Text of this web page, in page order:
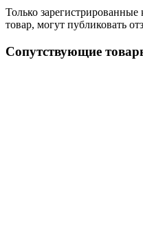
Только
товар, могут публиковать
Сопутствующие